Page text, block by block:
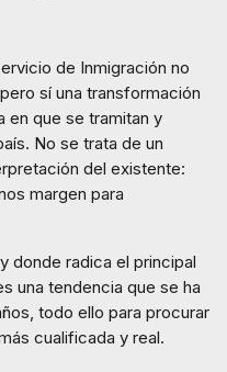
de Inmigración no
sí una transformación
en que se tramitan y
No se trata de un
del existente:
margen para
donde radica el principal
una tendencia que se ha
todo ello para procurar
cualificada y real.